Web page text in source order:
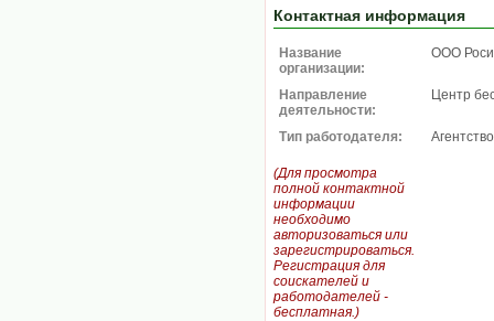
Контактная информация
Название
организации:
ООО
Направление
деятельности:
Центр
Тип работодателя: Агентство
(Для просмотра
полной контактной
информации
необходимо
авторизоваться или
зарегистрироваться.
Регистрация для
соискателей и
работодателей -
бесплатная.)